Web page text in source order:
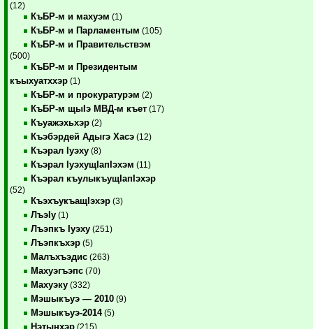
(12)
КъБР-м и махуэм (1)
КъБР-м и Парламентым (105)
КъБР-м и Правительствэм
(500)
КъБР-м и Президентым
къыхуатххэр (1)
КъБР-м и прокуратурэм (2)
КъБР-м щыIэ МВД-м къет (17)
Къуажэхьхэр (2)
Къэбэрдей Адыгэ Хасэ (12)
Къэрал Iуэху (8)
Къэрал IуэхущIапIэхэм (11)
Къэрал къулыкъущIапIэхэр
(52)
КъэхъукъащIэхэр (3)
ЛъэIу (1)
Лъэпкъ Iуэху (251)
Лъэпкъхэр (5)
Малъхъэдис (263)
Махуэгъэпс (70)
Махуэку (332)
Мэшыкъуэ — 2010 (9)
Мэшыкъуэ-2014(5)
Нэтынхэр (215)